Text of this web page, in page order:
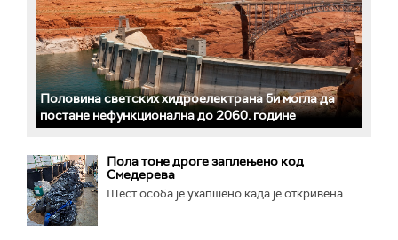
Половина светских хидроелектрана би могла да
постане нефункционална до 2060. године
Пола тоне дроге заплењено код
Смедерева
Шест особа је ухапшено када је откривена...